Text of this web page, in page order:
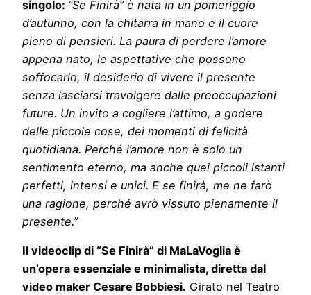
singolo: “Se Finirà” è nata in un pomeriggio
d’autunno, con la chitarra in mano e il cuore
pieno di pensieri. La paura di perdere l’amore
appena nato, le aspettative che possono
soffocarlo, il desiderio di vivere il presente
senza lasciarsi travolgere dalle preoccupazioni
future. Un invito a cogliere l’attimo, a godere
delle piccole cose, dei momenti di felicità
quotidiana. Perché l’amore non è solo un
sentimento eterno, ma anche quei piccoli istanti
perfetti, intensi e unici. E se finirà, me ne farò
una ragione, perché avrò vissuto pienamente il
presente.”
Il videoclip di “Se Finirà” di MaLaVoglia è
un’opera essenziale e minimalista, diretta dal
video maker Cesare Bobbiesi. Girato nel Teatro